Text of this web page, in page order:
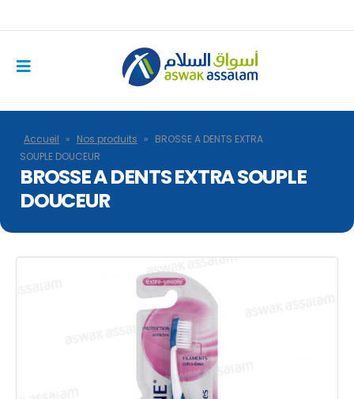
Accueil » Nos produits » BROSSE A DENTS EXTRA
SOUPLE DOUCEUR
BROSSE A DENTS EXTRA SOUPLE
DOUCEUR